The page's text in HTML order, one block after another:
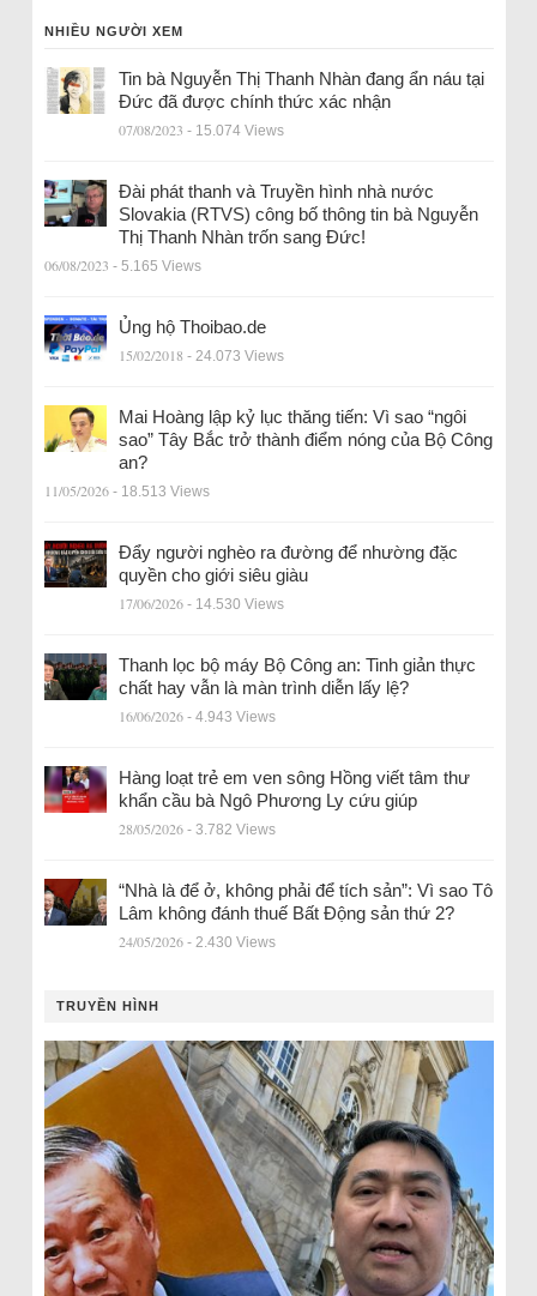
NHIỀU NGƯỜI XEM
Tin bà Nguyễn Thị Thanh Nhàn đang ẩn náu tại
Đức đã được chính thức xác nhận
07/08/2023 - 15.074 Views
Đài phát thanh và Truyền hình nhà nước
Slovakia (RTVS) công bố thông tin bà Nguyễn
Thị Thanh Nhàn trốn sang Đức!
06/08/2023 - 5.165 Views
Ủng hộ Thoibao.de
15/02/2018 - 24.073 Views
Mai Hoàng lập kỷ lục thăng tiến: Vì sao “ngôi
sao” Tây Bắc trở thành điểm nóng của Bộ Công
an?
11/05/2026 - 18.513 Views
Đẩy người nghèo ra đường để nhường đặc
quyền cho giới siêu giàu
17/06/2026 - 14.530 Views
Thanh lọc bộ máy Bộ Công an: Tinh giản thực
chất hay vẫn là màn trình diễn lấy lệ?
16/06/2026 - 4.943 Views
Hàng loạt trẻ em ven sông Hồng viết tâm thư
khẩn cầu bà Ngô Phương Ly cứu giúp
28/05/2026 - 3.782 Views
“Nhà là để ở, không phải để tích sản”: Vì sao Tô
Lâm không đánh thuế Bất Động sản thứ 2?
24/05/2026 - 2.430 Views
TRUYỀN HÌNH